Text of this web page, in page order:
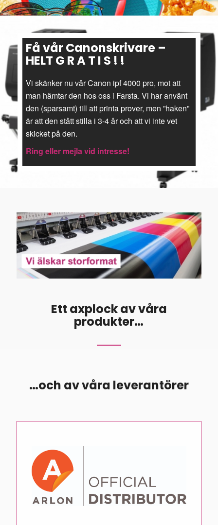
Få vår Canonskrivare –
HELT G R A T I S ! !
Vi skänker nu vår Canon ipf 4000 pro, mot att
man hämtar den hos oss i Farsta. Vi har använt
den (sparsamt) till att printa prover, men ”haken”
är att den stått stilla i 3-4 år och att vi inte vet
skicket på den.
Ring eller mejla vid intresse!
Ett axplock av våra
produkter…
…och av våra leverantörer